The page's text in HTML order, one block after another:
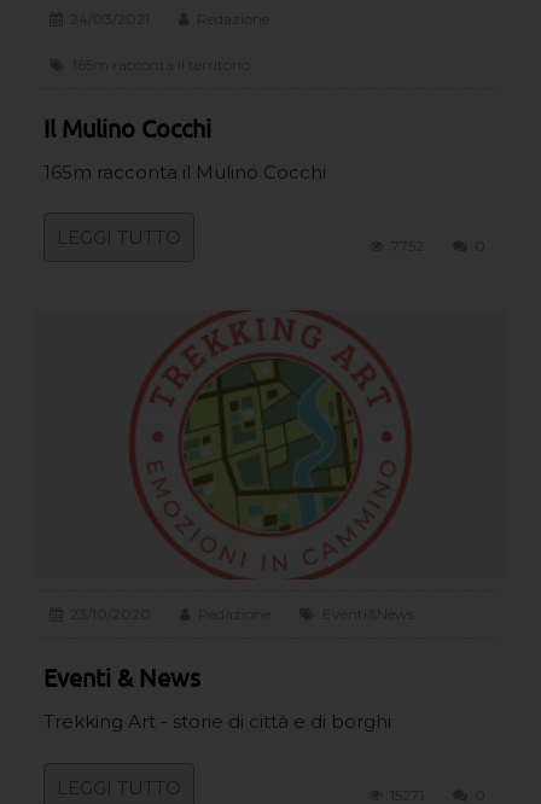
Il Mulino Cocchi
165m racconta il Mulino Cocchi
LEGGI TUTTO
Eventi & News
Trekking Art - storie di città e di borghi
LEGGI TUTTO